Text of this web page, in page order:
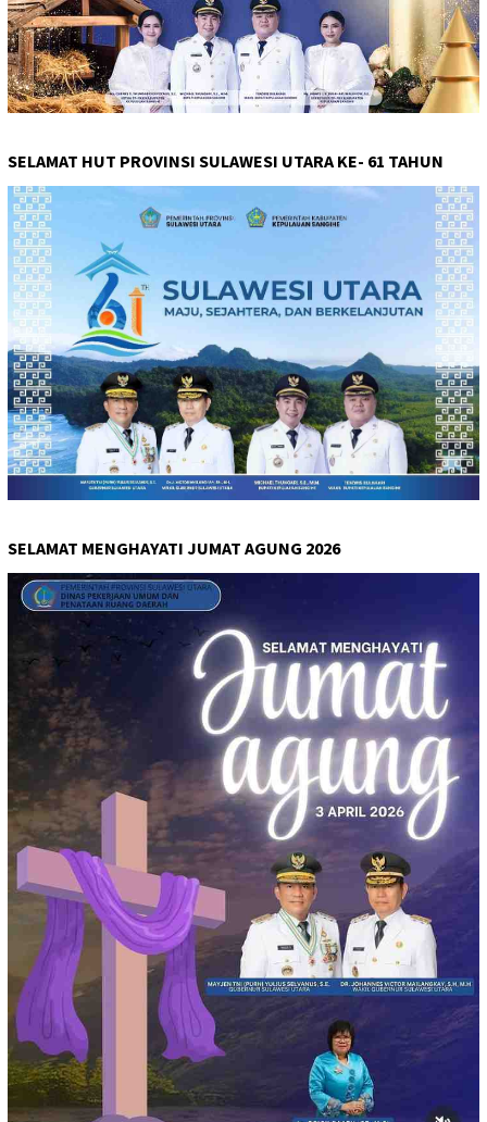
SELAMAT HUT PROVINSI SULAWESI UTARA KE- 61 TAHUN
SELAMAT MENGHAYATI JUMAT AGUNG 2026